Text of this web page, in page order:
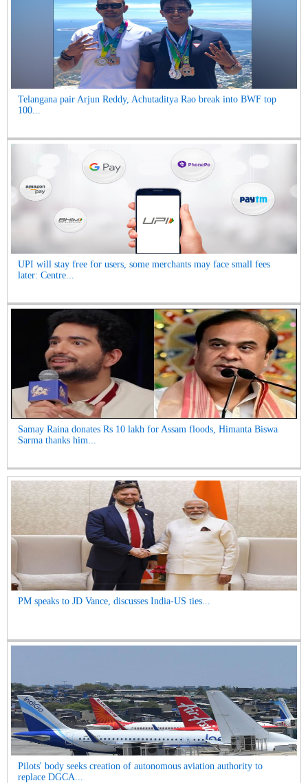
Telangana pair Arjun Reddy, Achutaditya Rao break into BWF top
100...
UPI will stay free for users, some merchants may face small fees
later: Centre...
Samay Raina donates Rs 10 lakh for Assam floods, Himanta Biswa
Sarma thanks him...
PM speaks to JD Vance, discusses India-US ties...
Pilots' body seeks creation of autonomous aviation authority to
replace DGCA...